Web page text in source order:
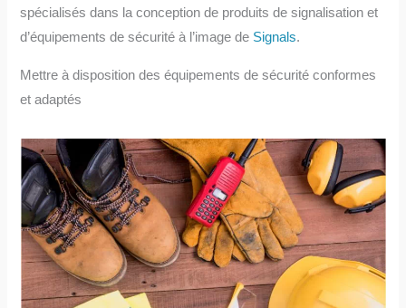
spécialisés dans la conception de produits de signalisation et
d’équipements de sécurité à l’image de Signals.
Mettre à disposition des équipements de sécurité conformes
et adaptés